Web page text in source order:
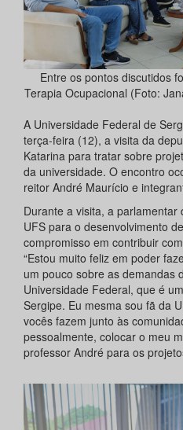
Entre os pontos discutidos
Terapia Ocupacional (Foto:
A Universidade Federal de
terça-feira (12), a visita da
Katarina para tratar sobre
da universidade. O encontro
reitor André Maurício e
Durante a visita, a
UFS para o desenvolvimento
compromisso em contribuir
“Estou muito feliz em poder
um pouco sobre as demandas
Universidade Federal, que é
Sergipe. Eu mesma sou fã da
vocês fazem junto às
pessoalmente, colocar o meu
professor André para os